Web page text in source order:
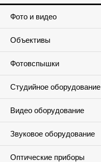
Фото и видео
Объективы
Фотовспышки
Студийное оборудование
Видео оборудование
Звуковое оборудование
Оптические приборы